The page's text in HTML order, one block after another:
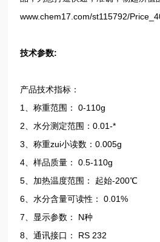
www.chem17.com/st115792/
技术参数:
产品技术指标：
1、称重范围： 0-110g
2、水分测定范围：0.01-*
3、称重zui小读数：0.005g
4、样品质量： 0.5-110g
5、加热温度范围： 起始-200℃
6、水分含量可读性： 0.01%
7、显示参数： N种
8、通讯接口： RS 232